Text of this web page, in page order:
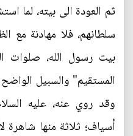
ثم العودة الى بيته، لما
سلطانهم، فلا مهادنة مع
بيت رسول الله، صلوات
المستقيم" والسبيل
وقد روي عنه، عليه
أسياف؛ ثلاثة منها